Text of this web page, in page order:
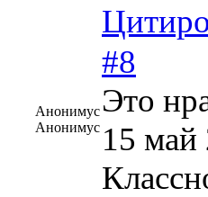
Анонимус
Анонимус
#8
Это
15 май